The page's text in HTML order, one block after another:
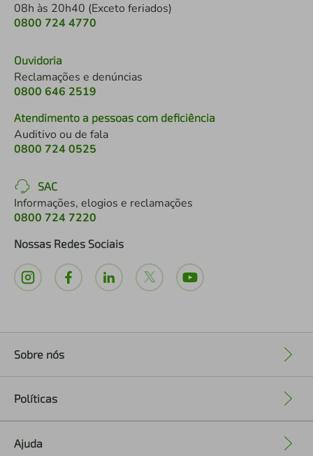
08h às 20h40 (Exceto feriados)
0800 724 4770
Ouvidoria
Reclamações e denúncias
0800 646 2519
Atendimento a pessoas com deficiência
Auditivo ou de fala
0800 724 0525
SAC
Informações, elogios e reclamações
0800 724 7220
Nossas Redes Sociais
Sobre nós
Políticas
Ajuda